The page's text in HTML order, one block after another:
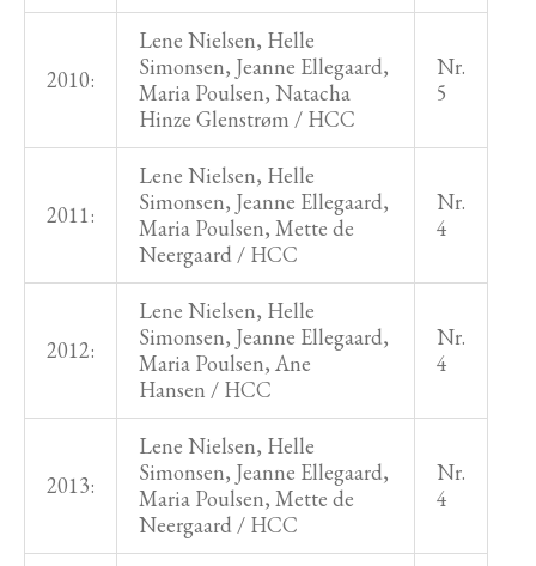
2010:
Lene Nielsen, Helle
Simonsen, Jeanne Ellegaard,
Maria Poulsen, Natacha
Hinze Glenstrøm / HCC
Nr.
5
2011:
Lene Nielsen, Helle
Simonsen, Jeanne Ellegaard,
Maria Poulsen, Mette de
Neergaard / HCC
Nr.
4
2012:
Lene Nielsen, Helle
Simonsen, Jeanne Ellegaard,
Maria Poulsen, Ane
Hansen / HCC
Nr.
4
2013:
Lene Nielsen, Helle
Simonsen, Jeanne Ellegaard,
Maria Poulsen, Mette de
Neergaard / HCC
Nr.
4